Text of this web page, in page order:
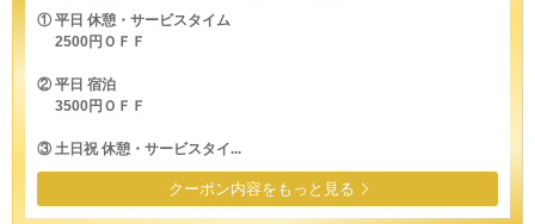
① 平日 休憩・サービスタイム
2500円ＯＦＦ
② 平日 宿泊
3500円ＯＦＦ
③ 土日祝 休憩・サービスタイ...
クーポン内容をもっと見る